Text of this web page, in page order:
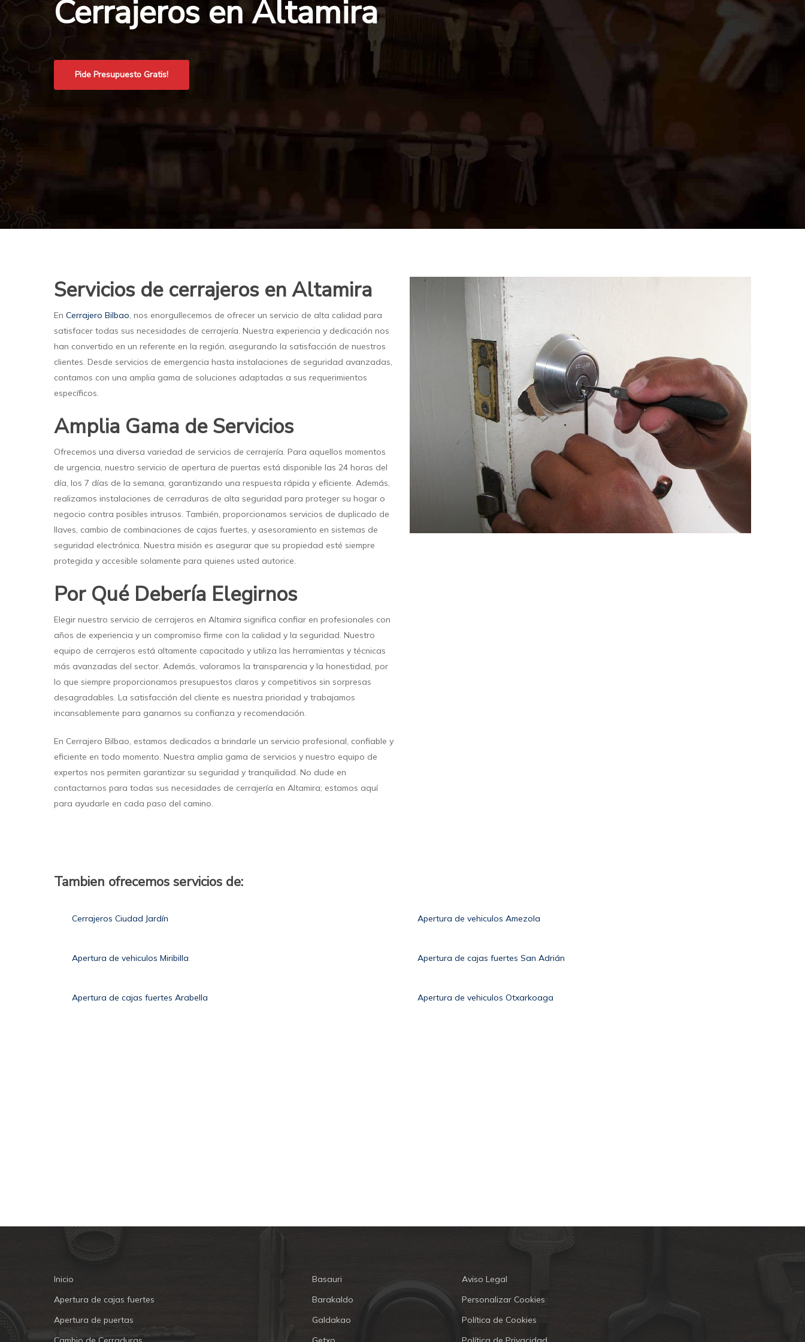
Cerrajeros en Altamira
Pide Presupuesto Gratis!
Servicios de cerrajeros en Altamira
EnCerrajero Bilbao, nos enorgullecemos de ofrecer un servicio de alta calidad para
satisfacer todas sus necesidades de cerrajería. Nuestra experiencia y dedicación nos
han convertido en un referente en la región, asegurando la satisfacción de nuestros
clientes. Desde servicios de emergencia hasta instalaciones de seguridad avanzadas,
contamos con una amplia gama de soluciones adaptadas a sus requerimientos
específicos.
Amplia Gama de Servicios
Ofrecemos una diversa variedad de servicios de cerrajería. Para aquellos momentos
de urgencia, nuestro servicio de apertura de puertas está disponible las 24 horas del
día, los 7 días de la semana, garantizando una respuesta rápida y eficiente. Además,
realizamos instalaciones de cerraduras de alta seguridad para proteger su hogar o
negocio contra posibles intrusos. También, proporcionamos servicios de duplicado de
llaves, cambio de combinaciones de cajas fuertes, y asesoramiento en sistemas de
seguridad electrónica. Nuestra misión es asegurar que su propiedad esté siempre
protegida y accesible solamente para quienes usted autorice.
Por Qué Debería Elegirnos
Elegir nuestro servicio de cerrajeros en Altamira significa confiar en profesionales con
años de experiencia y un compromiso firme con la calidad y la seguridad. Nuestro
equipo de cerrajeros está altamente capacitado y utiliza las herramientas y técnicas
más avanzadas del sector. Además, valoramos la transparencia y la honestidad, por
lo que siempre proporcionamos presupuestos claros y competitivos sin sorpresas
desagradables. La satisfacción del cliente es nuestra prioridad y trabajamos
incansablemente para ganarnos su confianza y recomendación.
En Cerrajero Bilbao, estamos dedicados a brindarle un servicio profesional, confiable y
eficiente en todo momento. Nuestra amplia gama de servicios y nuestro equipo de
expertos nos permiten garantizar su seguridad y tranquilidad. No dude en
contactarnos para todas sus necesidades de cerrajería en Altamira; estamos aquí
para ayudarle en cada paso del camino.
Tambien ofrecemos servicios de:
Cerrajeros Ciudad Jardín Apertura de vehiculos Amezola
Apertura de vehiculos Miribilla Apertura de cajas fuertes San Adrián
Apertura de cajas fuertes Arabella Apertura de vehiculos Otxarkoaga
Inicio
Apertura de cajas fuertes
Apertura de puertas
Basauri
Barakaldo
Galdakao
Aviso Legal
Personalizar Cookies
Política de Cookies